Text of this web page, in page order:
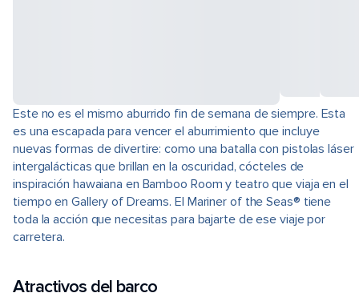
Este no es el mismo aburrido fin de semana de siempre. Esta
es una escapada para vencer el aburrimiento que incluye
nuevas formas de divertire: como una batalla con pistolas láser
intergalácticas que brillan en la oscuridad, cócteles de
inspiración hawaiana en Bamboo Room y teatro que viaja en el
tiempo en Gallery of Dreams. El Mariner of the Seas® tiene
toda la acción que necesitas para bajarte de ese viaje por
carretera.
Atractivos del barco